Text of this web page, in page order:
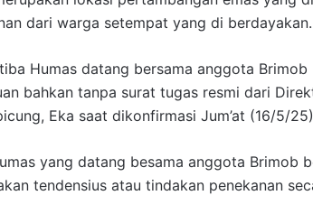
dari warga setempat yang di berdayakan.
Humas datang bersama anggota
bahkan tanpa surat tugas resmi dari
Eka saat dikonfirmasi Jum’at (16/5/
yang datang besama anggota Brimob
tendensius atau tindakan penekanan